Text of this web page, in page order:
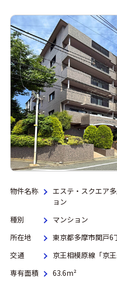
物件名称
エステ・スクエア
ョン
種別
マンション
所在地
東京都多摩市関戸6
交通
専有面積
63.6m²